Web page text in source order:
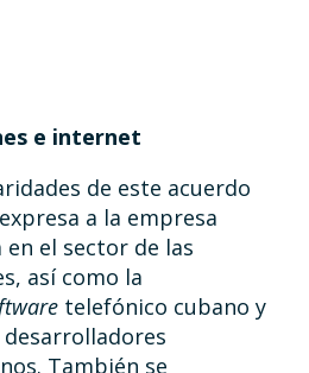
e internet
de este acuerdo
a la empresa
en el sector de las
así como la
telefónico cubano y
También se